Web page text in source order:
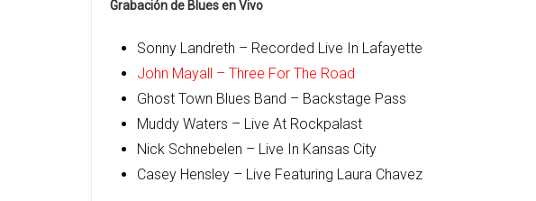
Grabación de Blues en Vivo
Sonny Landreth – Recorded Live In Lafayette
John Mayall – Three For The Road
Ghost Town Blues Band – Backstage Pass
Muddy Waters – Live At Rockpalast
Nick Schnebelen – Live In Kansas City
Casey Hensley – Live Featuring Laura Chavez